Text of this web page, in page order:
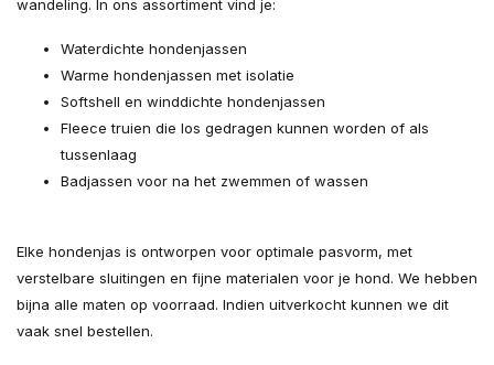
wandeling. In ons assortiment vind je:
Waterdichte hondenjassen
Warme hondenjassen met isolatie
Softshell en winddichte hondenjassen
Fleece truien die los gedragen kunnen worden of als
tussenlaag
Badjassen voor na het zwemmen of wassen
Elke hondenjas is ontworpen voor optimale pasvorm, met
verstelbare sluitingen en fijne materialen voor je hond. We hebben
bijna alle maten op voorraad. Indien uitverkocht kunnen we dit
vaak snel bestellen.